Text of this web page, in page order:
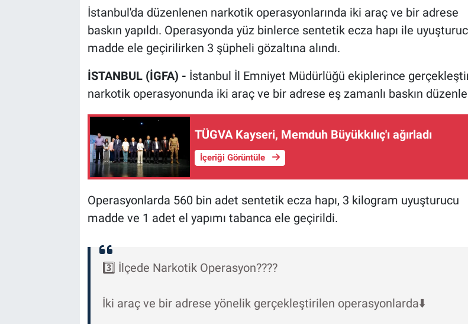
İstanbul'da düzenlenen narkotik operasyonlarında iki araç ve bir adrese
baskın yapıldı. Operasyonda yüz binlerce sentetik ecza hapı ile
madde ele geçirilirken 3 şüpheli gözaltına alındı.
İSTANBUL (İGFA) - İstanbul İl Emniyet Müdürlüğü ekiplerince
narkotik operasyonunda iki araç ve bir adrese eş zamanlı baskın
TÜGVA Kayseri, Memduh Büyükkılıç'ı ağırladı
İçeriği Görüntüle
Operasyonlarda 560 bin adet sentetik ecza hapı, 3 kilogram uyuşturucu
madde ve 1 adet el yapımı tabanca ele geçirildi.
3️⃣ İlçede Narkotik Operasyon????
İki araç ve bir adrese yönelik gerçekleştirilen operasyonlarda⬇️